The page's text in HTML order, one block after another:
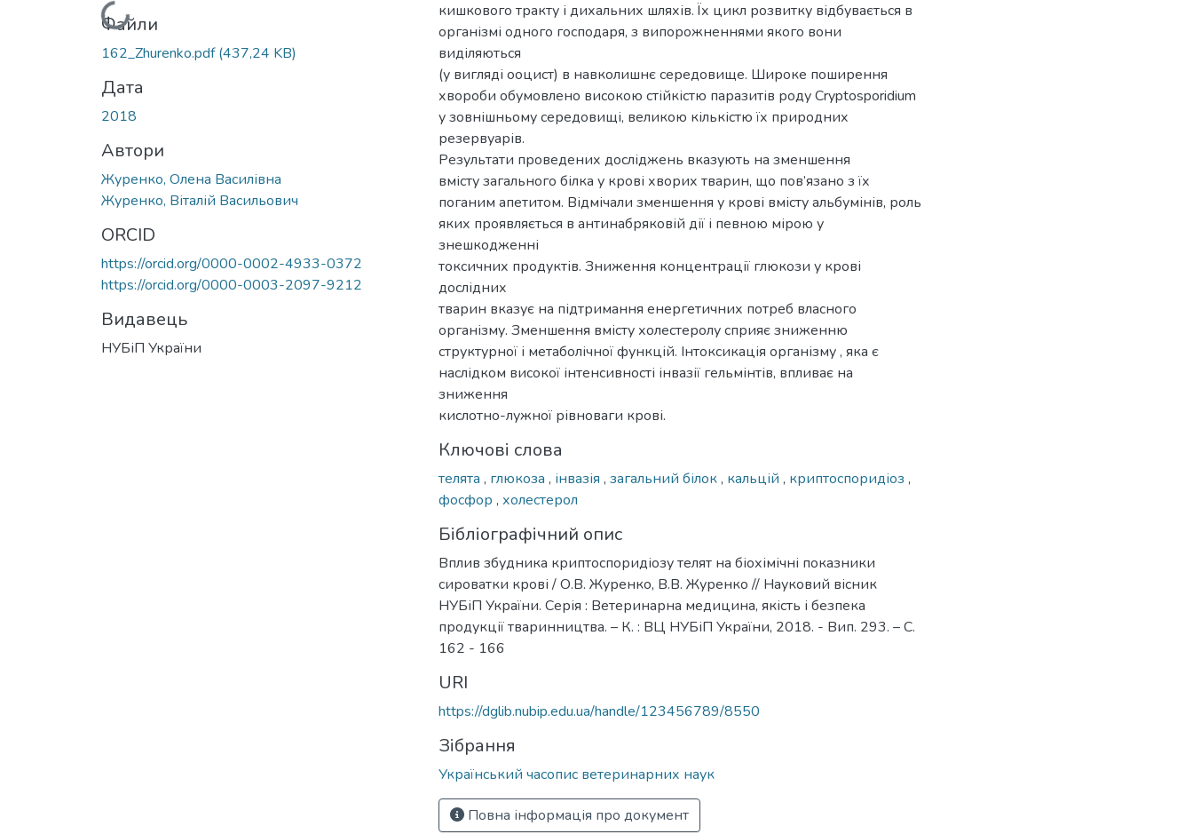
Вантажиться...
Файли
162_Zhurenko.pdf(437,24 KB)
Дата
2018
Автори
Журенко, Олена Василівна
Журенко, Віталій Васильович
ORCID
https://orcid.org/0000-0002-4933-0372
https://orcid.org/0000-0003-2097-9212
Видавець
НУБіП України
кишкового тракту і дихальних шляхів. Їх цикл розвитку відбувається в
організмі одного господаря, з випорожненнями якого вони
виділяються
(у вигляді ооцист) в навколишнє середовище. Широке поширення
хвороби обумовлено високою стійкістю паразитів роду Cryptosporidium
у зовнішньому середовищі, великою кількістю їх природних
резервуарів.
Результати проведених досліджень вказують на зменшення
вмісту загального білка у крові хворих тварин, що пов’язано з їх
поганим апетитом. Відмічали зменшення у крові вмісту альбумінів, роль
яких проявляється в антинабряковій дії і певною мірою у
знешкодженні
токсичних продуктів. Зниження концентрації глюкози у крові
дослідних
тварин вказує на підтримання енергетичних потреб власного
організму. Зменшення вмісту холестеролу сприяє зниженню
структурної і метаболічної функцій. Інтоксикація організму , яка є
наслідком високої інтенсивності інвазії гельмінтів, впливає на
зниження
кислотно-лужної рівноваги крові.
Ключові слова
телята , глюкоза , інвазія , загальний білок, кальцій , криптоспоридіоз ,
фосфор , холестерол
Бібліографічний опис
Вплив збудника криптоспоридіозу телят на біохімічні показники
сироватки крові / О.В. Журенко, В.В. Журенко // Науковий вісник
НУБіП України. Серія : Ветеринарна медицина, якість і безпека
продукції тваринництва. – К. : ВЦ НУБіП України, 2018. - Вип. 293. – С.
162 - 166
URI
https://dglib.nubip.edu.ua/handle/123456789/8550
Зібрання
Український часопис ветеринарних наук
Повна інформація про документ